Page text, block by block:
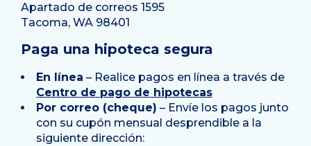
Apartado de correos 1595
Tacoma, WA 98401
Paga una hipoteca segura
En línea – Realice pagos en línea a través de
Centro de pago de hipotecas
Por correo (cheque) – Envíe los pagos junto
con su cupón mensual desprendible a la
siguiente dirección: